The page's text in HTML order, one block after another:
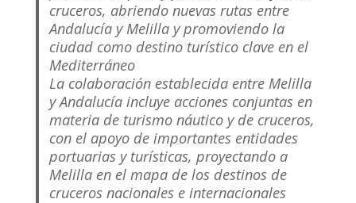
cruceros, abriendo nuevas rutas entre
Andalucía y Melilla y promoviendo la
ciudad como destino turístico clave en el
Mediterráneo
La colaboración establecida entre Melilla
y Andalucía incluye acciones conjuntas en
materia de turismo náutico y de cruceros,
con el apoyo de importantes entidades
portuarias y turísticas, proyectando a
Melilla en el mapa de los destinos de
cruceros nacionales e internacionales